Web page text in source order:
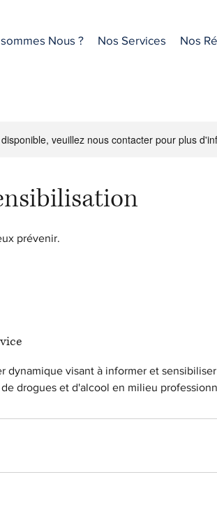
Nous ? Nos Services Nos
veuillez nous contacter pour plus
prévenir.
dynamique visant à informer et
drogues et d'alcool en milieu